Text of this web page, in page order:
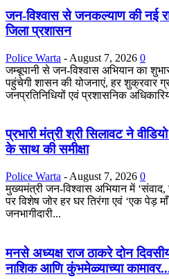
जन-विश्वास से जनकल्याण की नई
जिला प्रशासन
Police Warta - August 7, 2026 0
जम्बूपानी से जन-विश्वास अभियान का
पहुंचेगी शासन की योजनाएं, हर शुक्रवार
जनप्रतिनिधियों एवं प्रशासनिक
प्रभारी मंत्री श्री सिलावट ने
के साथ की समीक्षा
Police Warta - August 7, 2026 0
मुख्यमंत्री जन-विश्वास अभियान में
पर विशेष जोर हर घर तिरंगा एवं ‘एक पेड़
जनभागीदारी...
मनसे अध्यक्ष राज ठाकरे दोन
नाशिक आणि कुंभमेळ्याच्या